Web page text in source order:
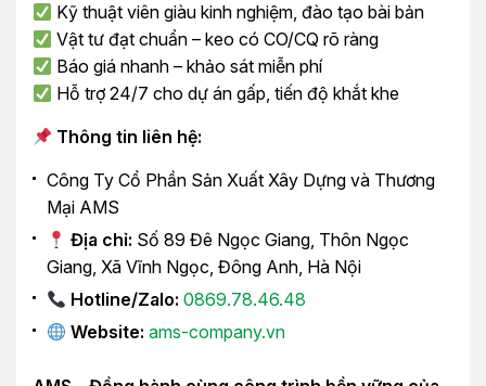
Kỹ thuật viên giàu kinh nghiệm, đào tạo bài bản
Vật tư đạt chuẩn – keo có CO/CQ rõ ràng
Báo giá nhanh – khảo sát miễn phí
Hỗ trợ 24/7 cho dự án gấp, tiến độ khắt khe
Thông tin liên hệ:
Công Ty Cổ Phần Sản Xuất Xây Dựng và Thương
Mại AMS
Địa chỉ: Số 89 Đê Ngọc Giang, Thôn Ngọc
Giang, Xã Vĩnh Ngọc, Đông Anh, Hà Nội
Hotline/Zalo: 0869.78.46.48
Website: ams-company.vn